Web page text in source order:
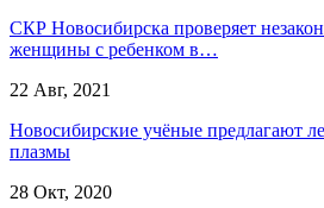
СКР Новосибирска проверяет
женщины с ребенком в…
22 Авг, 2021
Новосибирские учёные предлагают
плазмы
28 Окт, 2020